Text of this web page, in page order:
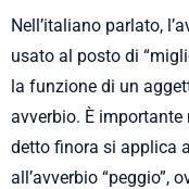
Nell’italiano parlato,
usato al posto di
la funzione di un
avverbio. È
detto finora si applica
all’avverbio “peggio”,